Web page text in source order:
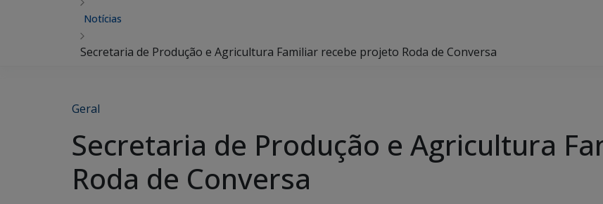
Notícias
Secretaria de Produção e Agricultura Familiar recebe projeto Roda de Conversa
Geral
Secretaria de Produção e Agricultura
Roda de Conversa